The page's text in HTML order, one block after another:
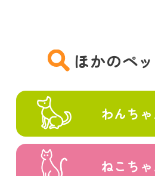
ほかのペ
わんち
ねこち